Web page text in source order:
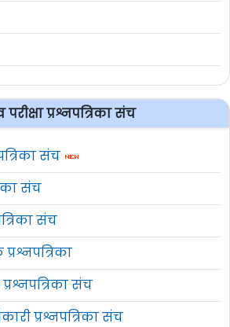
परीक्षा प्रश्नपत्रिका संच
संच
संच
संच
संच
प्रश्नपत्रिका संच